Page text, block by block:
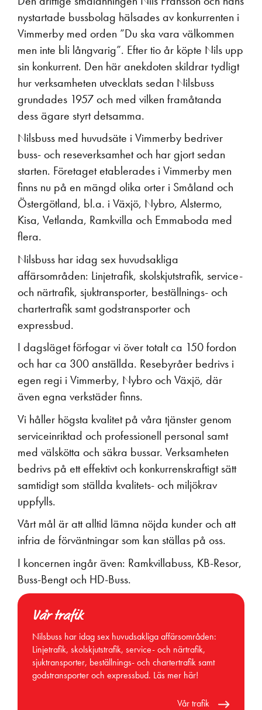
Nyheter
Våra resor
nystartade bussbolag hälsades av konkurrenten i
Vimmerby med orden ”Du ska vara välkommen
men inte bli långvarig”. Efter tio år köpte Nils upp
sin konkurrent. Den här anekdoten skildrar tydligt
hur verksamheten utvecklats sedan Nilsbuss
grundades 1957 och med vilken framåtanda
dess ägare styrt detsamma.
Nilsbuss med huvudsäte i Vimmerby bedriver
buss- och reseverksamhet och har gjort sedan
starten. Företaget etablerades i Vimmerby men
finns nu på en mängd olika orter i Småland och
Östergötland, bl.a. i Växjö, Nybro, Alstermo,
Kisa, Vetlanda, Ramkvilla och Emmaboda med
flera.
Nilsbuss har idag sex huvudsakliga
affärsområden: Linjetrafik, skolskjutstrafik, service-
och närtrafik, sjuktransporter, beställnings- och
chartertrafik samt godstransporter och
expressbud.
I dagsläget förfogar vi över totalt ca 150 fordon
och har ca 300 anställda. Resebyråer bedrivs i
egen regi i Vimmerby, Nybro och Växjö, där
även egna verkstäder finns.
Vi håller högsta kvalitet på våra tjänster genom
serviceinriktad och professionell personal samt
med välskötta och säkra bussar. Verksamheten
bedrivs på ett effektivt och konkurrenskraftigt sätt
samtidigt som ställda kvalitets- och miljökrav
uppfylls.
Vårt mål är att alltid lämna nöjda kunder och att
infria de förväntningar som kan ställas på oss.
I koncernen ingår även: Ramkvillabuss, KB-Resor,
Buss-Bengt och HD-Buss.​
Vår trafik
Nilsbuss har idag sex huvudsakliga affärsområden:
Linjetrafik, skolskjutstrafik, service- och närtrafik,
sjuktransporter, beställnings- och chartertrafik samt
godstransporter och expressbud. Läs mer här!
Vår trafik